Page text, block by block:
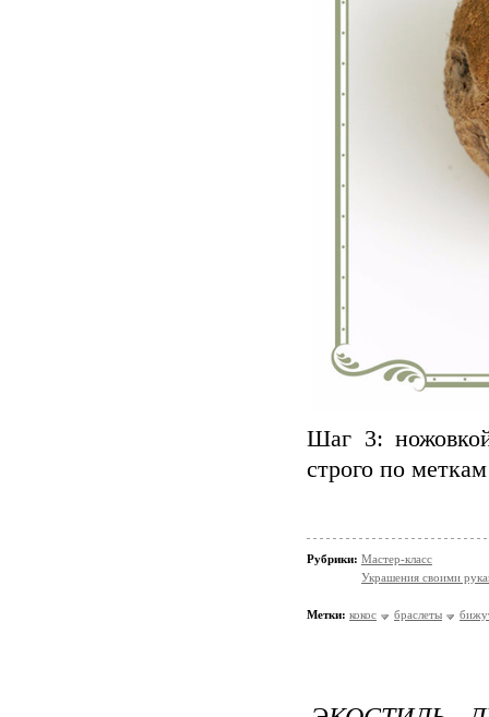
Шаг 3:
строго по
Рубрики: Мастер-класс
Украшения своими
Метки: кокос браслеты